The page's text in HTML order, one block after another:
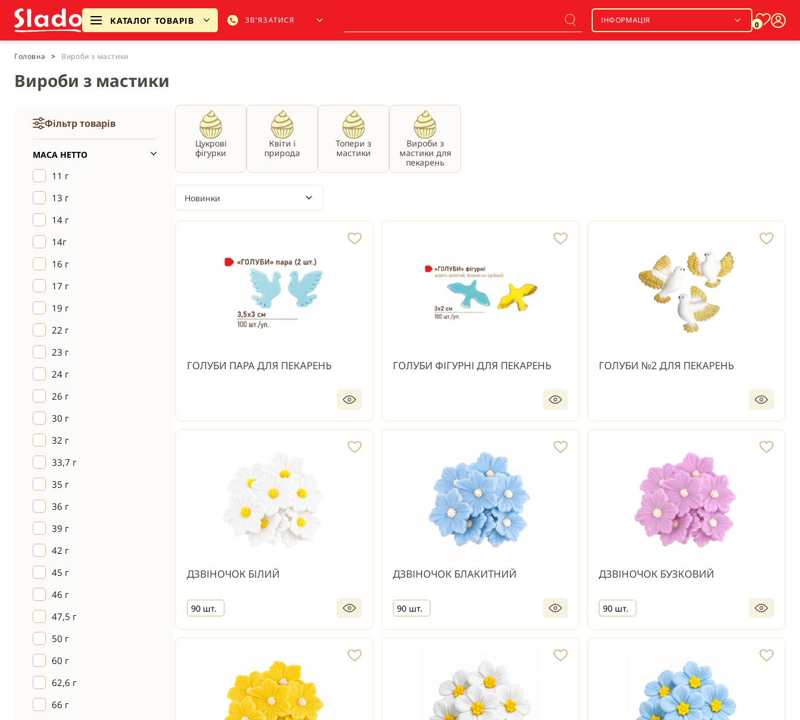
КАТАЛОГ ТОВАРІВ ЗВ'ЯЗАТИСЯ ІНФОРМАЦІЯ 0
Головна > Вироби з мастики
Вироби з мастики
Фільтр товарів
МАСА НЕТТО
11 г
13 г
14 г
14г
16 г
17 г
19 г
22 г
23 г
24 г
26 г
30 г
32 г
33,7 г
35 г
36 г
39 г
42 г
45 г
46 г
47,5 г
50 г
60 г
62,6 г
66 г
Цукрові
фігурки
Квіти і
природа
Топери з
мастики
Вироби з
мастики для
пекарень
Новинки
ГОЛУБИ ПАРА ДЛЯ ПЕКАРЕНЬ ГОЛУБИ ФІГУРНІ ДЛЯ ПЕКАРЕНЬ ГОЛУБИ №2 ДЛЯ ПЕКАРЕНЬ
ДЗВІНОЧОК БІЛИЙ
90 шт.
ДЗВІНОЧОК БЛАКИТНИЙ
90 шт.
ДЗВІНОЧОК БУЗКОВИЙ
90 шт.